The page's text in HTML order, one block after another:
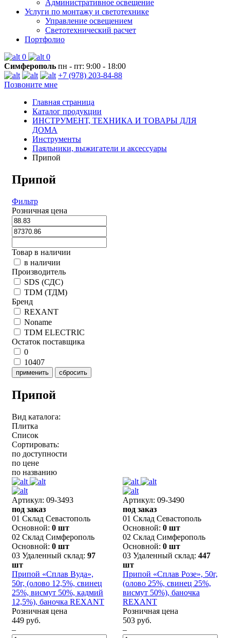
Административное освещение
Услуги по монтажу и светотехнике
Управление освещением
Светотехнический расчет
Портфолио
0
0
Симферополь пн - пт: 9:00 - 18:00
+7 (978) 203-84-88
Позвоните мне
Главная страница
Каталог продукции
ИНСТРУМЕНТ, ТЕХНИКА И ТОВАРЫ ДЛЯ
ДОМА
Инструменты
Паяльники, выжигатели и аксессуары
Припой
Припой
Фильтр
Розничная цена
Товар в наличии
в наличии
Производитель
SDS (СДС)
TDM (ТДМ)
Бренд
REXANT
Noname
TDM ELECTRIC
Остаток поставщика
0
10407
применить сбросить
Припой
Вид каталога:
Плитка
Список
Сортировать:
по доступности
по цене
по названию
Артикул: 09-3493
под заказ
01 Склад Севастополь
Основной: 0 шт
02 Склад Симферополь
Основной: 0 шт
03 Удаленный склад: 97
шт
Припой «Сплав Вуда»,
50г, (олово 12,5%, свинец
25%, висмут 50%, кадмий
12,5%), баночка REXANT
Розничная цена
449 руб.
–
Артикул: 09-3490
под заказ
01 Склад Севастополь
Основной: 0 шт
02 Склад Симферополь
Основной: 0 шт
03 Удаленный склад: 447
шт
Припой «Сплав Розе», 50г,
(олово 25%, свинец 25%,
висмут 50%), баночка
REXANT
Розничная цена
503 руб.
–